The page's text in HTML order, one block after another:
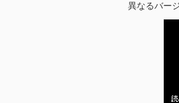
異なるバージ